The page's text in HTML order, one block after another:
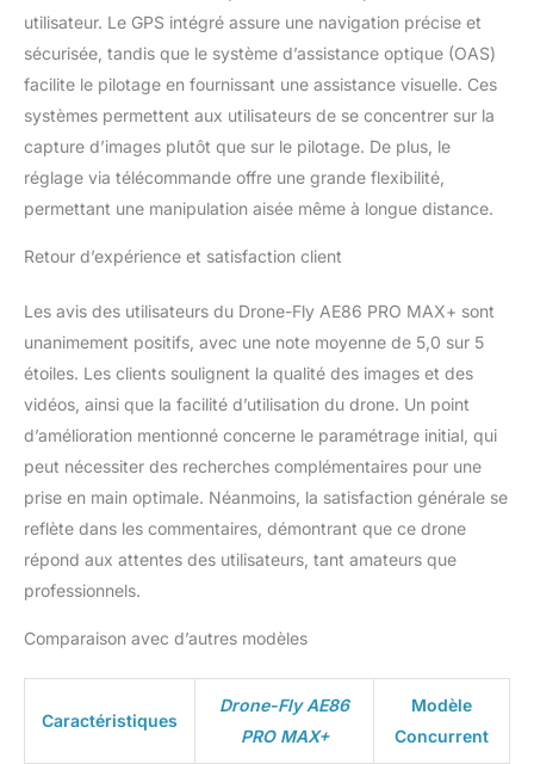
utilisateur. Le GPS intégré assure une navigation précise et
sécurisée, tandis que le système d’assistance optique (OAS)
facilite le pilotage en fournissant une assistance visuelle. Ces
systèmes permettent aux utilisateurs de se concentrer sur la
capture d’images plutôt que sur le pilotage. De plus, le
réglage via télécommande offre une grande flexibilité,
permettant une manipulation aisée même à longue distance.
Retour d’expérience et satisfaction client
Les avis des utilisateurs du Drone-Fly AE86 PRO MAX+ sont
unanimement positifs, avec une note moyenne de 5,0 sur 5
étoiles. Les clients soulignent la qualité des images et des
vidéos, ainsi que la facilité d’utilisation du drone. Un point
d’amélioration mentionné concerne le paramétrage initial, qui
peut nécessiter des recherches complémentaires pour une
prise en main optimale. Néanmoins, la satisfaction générale se
reflète dans les commentaires, démontrant que ce drone
répond aux attentes des utilisateurs, tant amateurs que
professionnels.
Comparaison avec d’autres modèles
Caractéristiques
Drone-Fly AE86
PRO MAX+
Modèle
Concurrent